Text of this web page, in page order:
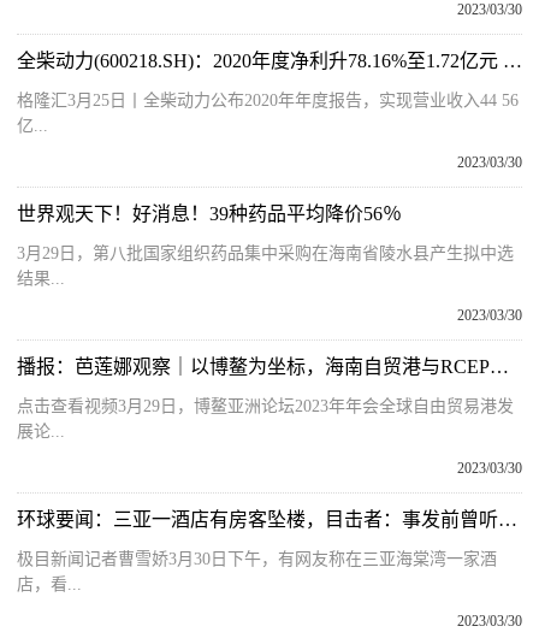
2023/03/30
全柴动力(600218.SH)：2020年度净利升78.16%至1.72亿元 拟10派1元
格隆汇3月25日丨全柴动力公布2020年年度报告，实现营业收入44 56
亿...
2023/03/30
世界观天下！好消息！39种药品平均降价56％
3月29日，第八批国家组织药品集中采购在海南省陵水县产生拟中选
结果...
2023/03/30
播报：芭莲娜观察｜以博鳌为坐标，海南自贸港与RCEP开启深合作
点击查看视频3月29日，博鳌亚洲论坛2023年年会全球自由贸易港发
展论...
2023/03/30
环球要闻：三亚一酒店有房客坠楼，目击者：事发前曾听到嬉笑打闹声
极目新闻记者曹雪娇3月30日下午，有网友称在三亚海棠湾一家酒
店，看...
2023/03/30